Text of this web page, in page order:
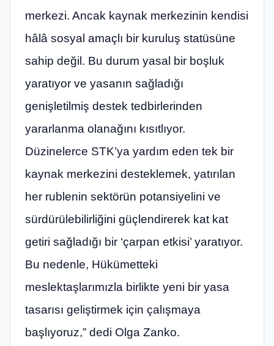
merkezi. Ancak kaynak merkezinin kendisi
hâlâ sosyal amaçlı bir kuruluş statüsüne
sahip değil. Bu durum yasal bir boşluk
yaratıyor ve yasanın sağladığı
genişletilmiş destek tedbirlerinden
yararlanma olanağını kısıtlıyor.
Düzinelerce STK’ya yardım eden tek bir
kaynak merkezini desteklemek, yatırılan
her rublenin sektörün potansiyelini ve
sürdürülebilirliğini güçlendirerek kat kat
getiri sağladığı bir ‘çarpan etkisi’ yaratıyor.
Bu nedenle, Hükümetteki
meslektaşlarımızla birlikte yeni bir yasa
tasarısı geliştirmek için çalışmaya
başlıyoruz,” dedi Olga Zanko.